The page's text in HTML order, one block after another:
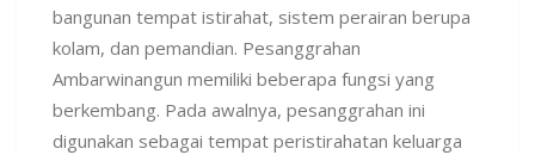
bangunan tempat istirahat, sistem perairan berupa
kolam, dan pemandian. Pesanggrahan
Ambarwinangun memiliki beberapa fungsi yang
berkembang. Pada awalnya, pesanggrahan ini
digunakan sebagai tempat peristirahatan keluarga